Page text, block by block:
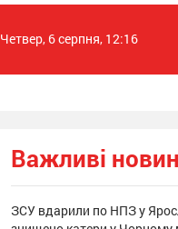
Четвер, 6 серпня, 12:16
Важливі
ЗСУ вдарили по НПЗ у